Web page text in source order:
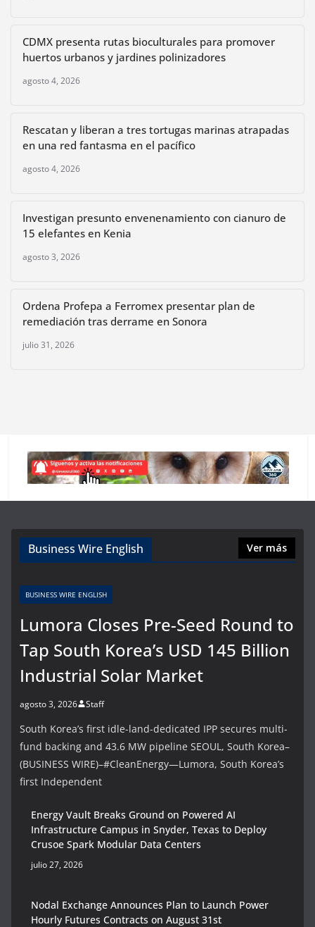
CDMX presenta rutas bioculturales para promover
huertos urbanos y jardines polinizadores
agosto 4, 2026
Rescatan y liberan a tres tortugas marinas atrapadas
en una red fantasma en el pacífico
agosto 4, 2026
Investigan presunto envenenamiento con cianuro de
15 elefantes en Kenia
agosto 3, 2026
Ordena Profepa a Ferromex presentar plan de
remediación tras derrame en Sonora
julio 31, 2026
Business Wire English Ver más
BUSINESS WIRE ENGLISH
Lumora Closes Pre-Seed Round to
Tap South Korea’s USD 145 Billion
Industrial Solar Market
agosto 3, 2026 Staff
South Korea’s first idle-land-dedicated IPP secures multi-
fund backing and 43.6 MW pipeline SEOUL, South Korea–
(BUSINESS WIRE)–#CleanEnergy—Lumora, South Korea’s
first Independent
Energy Vault Breaks Ground on Powered AI
Infrastructure Campus in Snyder, Texas to Deploy
Crusoe Spark Modular Data Centers
julio 27, 2026
Nodal Exchange Announces Plan to Launch Power
Hourly Futures Contracts on August 31st